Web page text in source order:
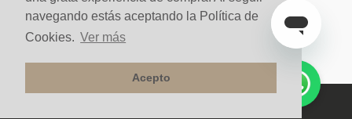
navegando estás aceptando la Política de
Cookies. Ver más
Acepto
Medios de pago y sitio seguro
Todos los derechos reservados. Copyright © Decorceramica 2025